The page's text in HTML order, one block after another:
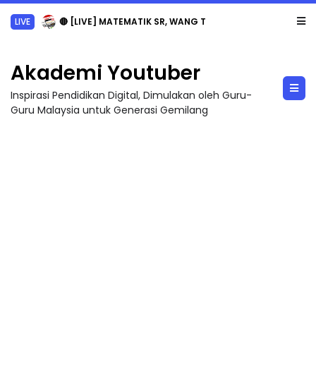
LIVE 🔴 [LIVE] MATEMATIK SR, WANG TAHUN 6 OLEH CIKGU ANITA #ALLINONE #141 #...
Akademi Youtuber
Inspirasi Pendidikan Digital, Dimulakan oleh Guru-
Guru Malaysia untuk Generasi Gemilang